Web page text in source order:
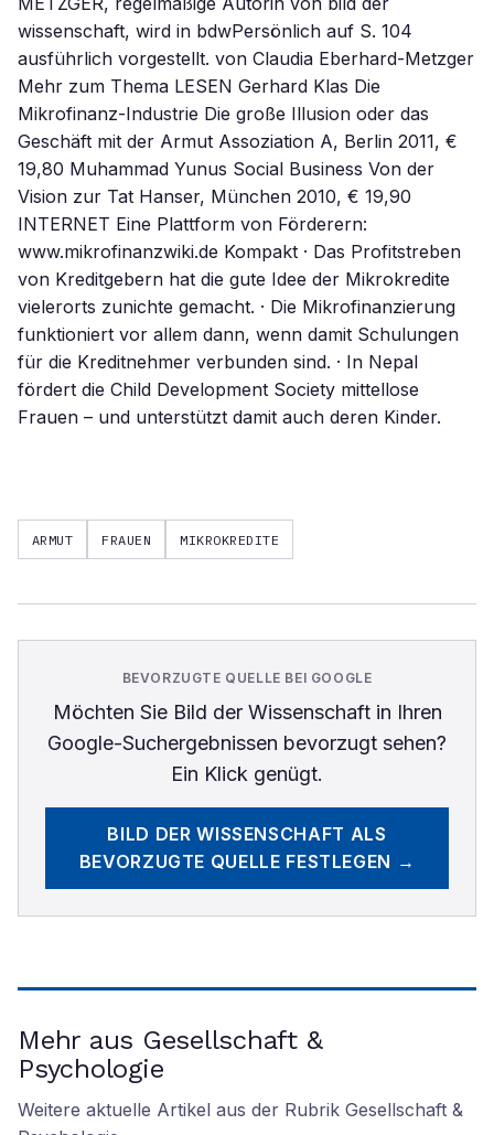
ARMUT FRAUEN MIKROKREDITE
BEVORZUGTE QUELLE BEI GOOGLE
Möchten Sie Bild der Wissenschaftin Ihren
Google-Suchergebnissen bevorzugt sehen?
Ein Klick genügt.
BILD DER WISSENSCHAFT ALS
BEVORZUGTE QUELLE FESTLEGEN →
Mehr aus Gesellschaft &
Psychologie
Weitere aktuelle Artikel aus der Rubrik Gesellschaft &